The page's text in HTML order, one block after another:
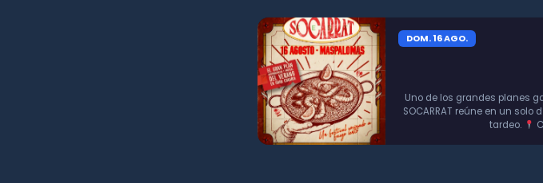
DOM. 16 AGO.
Uno de los grandes planes
SOCARRAT reúne en un
tardeo.